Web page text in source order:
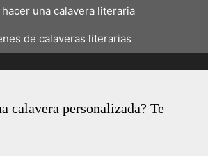
hacer una calavera literaria
de calaveras literarias
calavera personalizada? Te